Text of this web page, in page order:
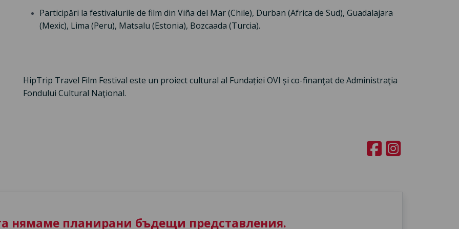
Participări la festivalurile de film din Viña del Mar (Chile), Durban (Africa de Sud), Guadalajara
(Mexic), Lima (Peru), Matsalu (Estonia), Bozcaada (Turcia).
HipTrip Travel Film Festival este un proiect cultural al Fundației OVI și co-finanţat de Administraţia
Fondului Cultural Naţional.
нямаме планирани бъдещи представления.